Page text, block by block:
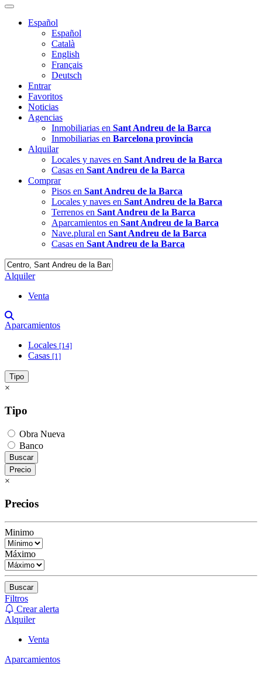
Español
Español
Català
English
Français
Deutsch
Entrar
Favoritos
Noticias
Agencias
Inmobiliarias en Sant Andreu de la Barca
Inmobiliarias en Barcelona provincia
Alquilar
Locales y naves en Sant Andreu de la Barca
Casas en Sant Andreu de la Barca
Comprar
Pisos en Sant Andreu de la Barca
Locales y naves en Sant Andreu de la Barca
Terrenos en Sant Andreu de la Barca
Aparcamientos en Sant Andreu de la Barca
Nave.plural en Sant Andreu de la Barca
Casas en Sant Andreu de la Barca
Alquiler
Venta
Aparcamientos
Locales [14]
Casas [1]
Tipo
×
Tipo
Obra Nueva
Banco
Buscar
Precio
×
Precios
Minimo
Máximo
Buscar
Filtros
Crear alerta
Alquiler
Venta
Aparcamientos